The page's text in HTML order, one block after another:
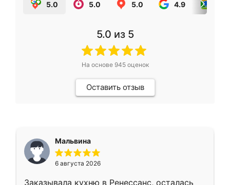
5.0 5.0 5.0 4.9
5.0 из 5
На основе 945оценок
Оставить отзыв
Мальвина
6 августа 2026
Заказывала кухню в Ренессанс, осталась